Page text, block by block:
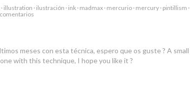
· illustration · ilustración · ink · madmax · mercurio · mercury · pintillism ·
meses con esta técnica, espero que os guste ? A small
with this technique, I hope you like it ?